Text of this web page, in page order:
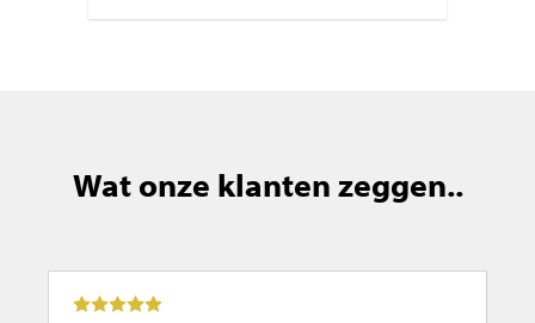
Wat onze klanten zeggen..